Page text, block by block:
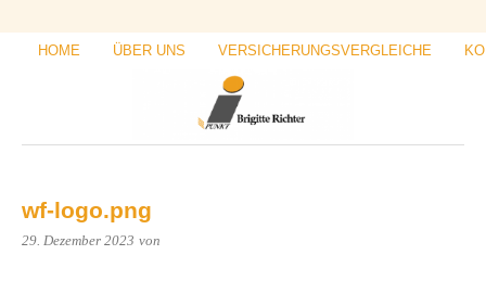
HOME ÜBER UNS VERSICHERUNGSVERGLEICHE
wf-logo.png
29. Dezember 2023 von